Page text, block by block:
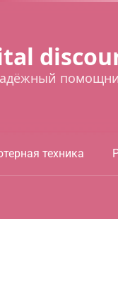
техника